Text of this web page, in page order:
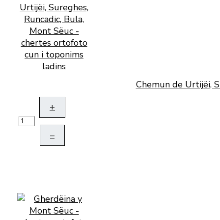
Chemun de Urtijëi,
+
–